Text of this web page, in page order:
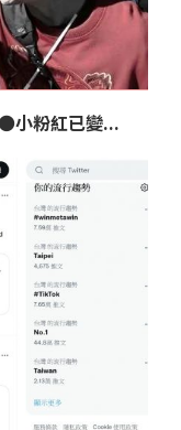
●小粉紅已變...